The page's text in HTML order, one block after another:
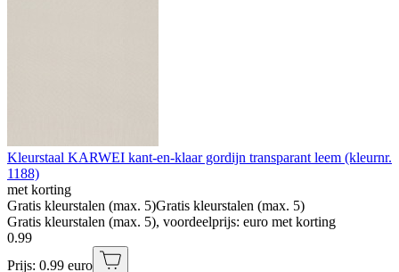
Kleurstaal KARWEI kant-en-klaar gordijn transparant leem (kleurnr.
1188)
met korting
Gratis kleurstalen (max. 5)Gratis kleurstalen (max. 5)
Gratis kleurstalen (max. 5), voordeelprijs: euro met korting
0.99
Prijs: 0.99 euro